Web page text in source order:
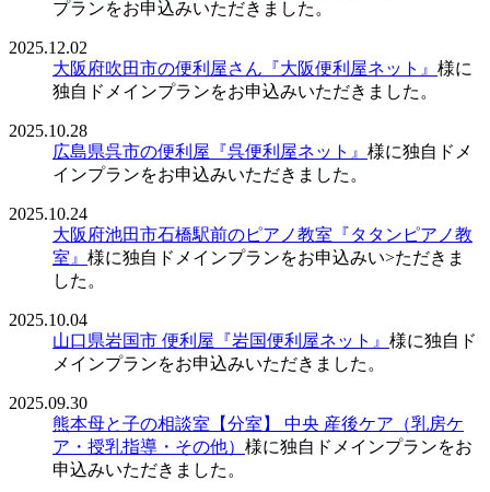
プランをお申込みいただきました。
2025.12.02
大阪府吹田市の便利屋さん『大阪便利屋ネット』 様に
独自ドメインプランをお申込みいただきました。
2025.10.28
広島県呉市の便利屋『呉便利屋ネット』 様に独自ドメ
インプランをお申込みいただきました。
2025.10.24
大阪府池田市石橋駅前のピアノ教室『タタンピアノ教
室』 様に独自ドメインプランをお申込みい>ただきま
した。
2025.10.04
山口県岩国市 便利屋『岩国便利屋ネット』 様に独自ド
メインプランをお申込みいただきました。
2025.09.30
熊本母と子の相談室【分室】 中央 産後ケア（乳房ケ
ア・授乳指導・その他） 様に独自ドメインプランをお
申込みいただきました。